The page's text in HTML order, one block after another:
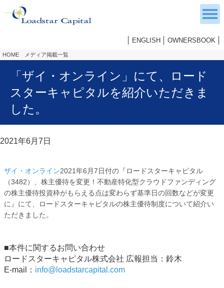
ENGLISH OWNERSBOOK
HOME メディア掲載一覧
「ザイ・オンライン」にて、ロード
スターキャピタルを紹介いただきま
した。
2021年6月7日
ザイ・オンライン2021年6月7日付の『ロードスターキャピタル
（3482）、株主優待を変更！不動産特化型クラウドファンディング
の株主優待投資枠がもらえる点は変わらず基準日の回数などが変更
に』にて、ロードスターキャピタルの株主優待制度について紹介い
ただきました。
■本件に関するお問い合わせ
ロードスターキャピタル株式会社 広報担当：鈴木
E-mail： info@loadstarcapital.com